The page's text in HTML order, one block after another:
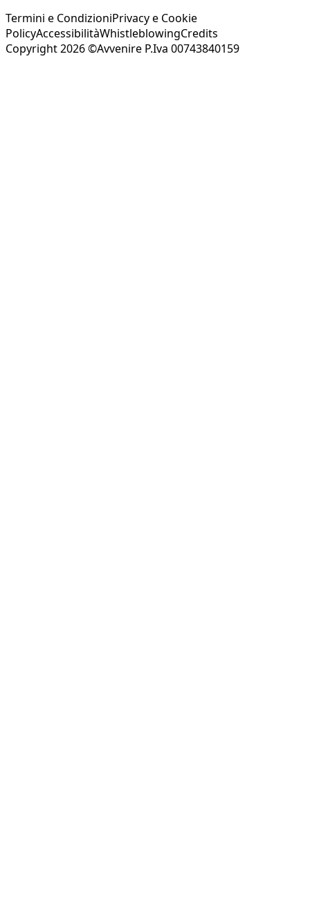
Termini e CondizioniPrivacy e Cookie
PolicyAccessibilitàWhistleblowingCredits
Copyright 2026 ©Avvenire P.Iva 00743840159